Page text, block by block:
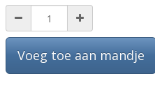
Voeg toe aan mandje